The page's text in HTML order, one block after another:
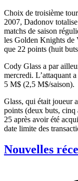
Choix de troisième
2007, Dadonov
matchs de saison
les Golden Knights de
que 22 points (huit
Cody Glass a par
mercredi. L’attaquant
5 M$ (2,5 M$/saison).
Glass, qui était joueur
points (deux buts, cinq
25 après avoir été
date limite des
Nouvelles